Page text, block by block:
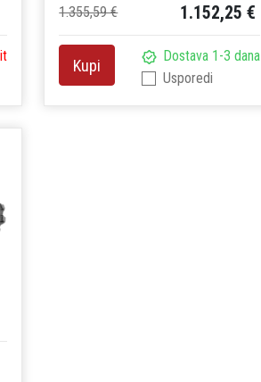
1.355,59 € 1.152,25 €
Kupi
Dostava 1-3 dana
Usporedi